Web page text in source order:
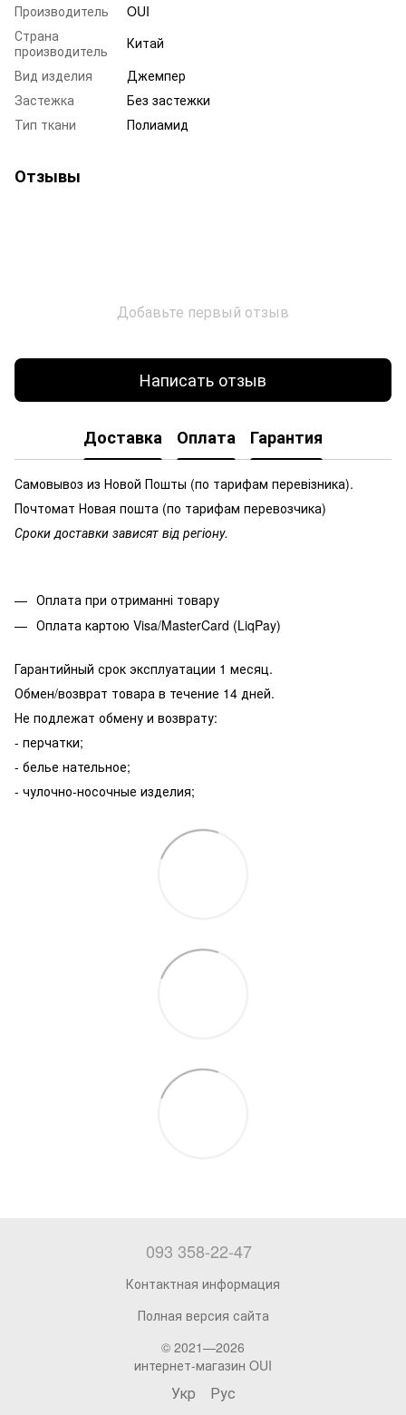
Производитель
OUI
Страна
производитель
Китай
Вид изделия
Джемпер
Застежка
Без застежки
Тип ткани
Полиамид
Отзывы
Добавьте первый отзыв
Написать отзыв
Доставка Оплата Гарантия
Самовывоз из Новой Пошты (по тарифам перевізника).
Почтомат Новая пошта (по тарифам перевозчика)
Сроки доставки зависят від регіону.
Оплата при отриманні товару
Оплата картою Visa/MasterCard (LiqPay)
Гарантийный срок эксплуатации 1 месяц.
Обмен/возврат товара в течение 14 дней.
Не подлежат обмену и возврату:
- перчатки;
- белье нательное;
- чулочно-носочные изделия;
093 358-22-47
Контактная информация
Полная версия сайта
© 2021—2026
интернет-магазин OUI
Укр Рус